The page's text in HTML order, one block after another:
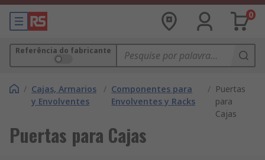
0
Referência do fabricante
/ Cajas, Armarios
y Envolventes
/ Componentes para
Envolventes y Racks
/ Puertas
para
Cajas
Puertas para Cajas